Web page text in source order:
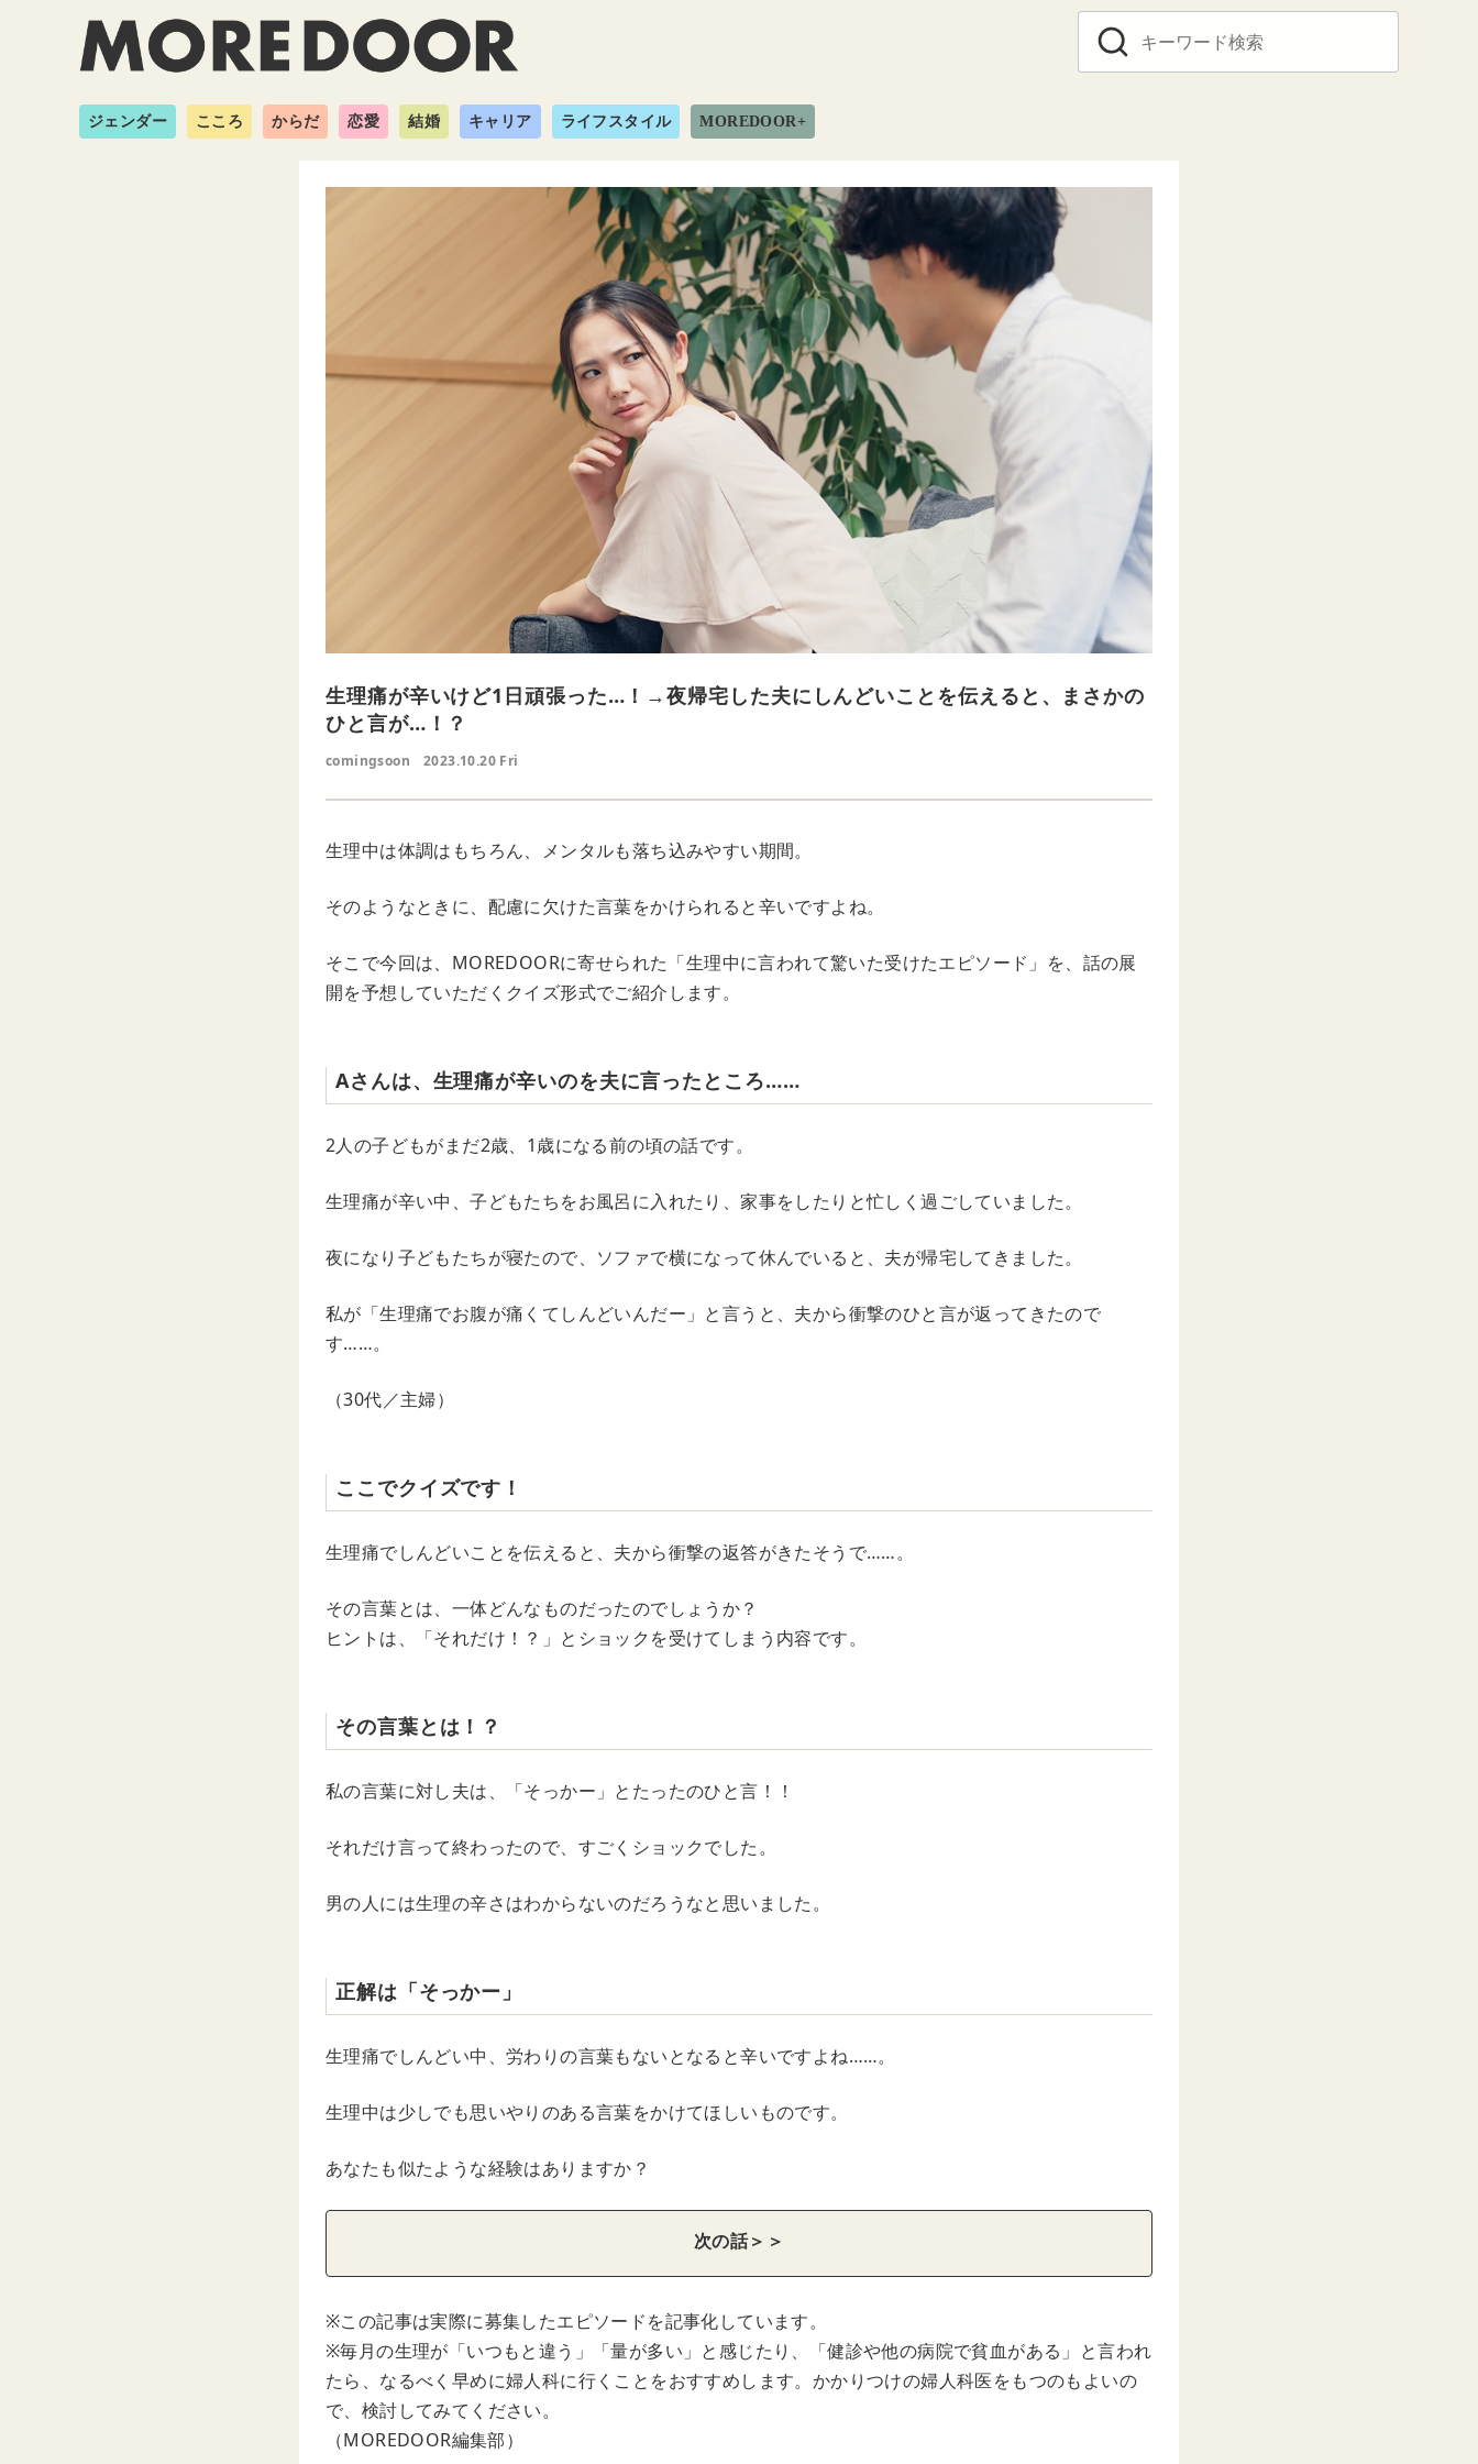
ジェンダー こころ からだ 恋愛 結婚 キャリア ライフスタイル MOREDOOR+
生理痛が辛いけど1日頑張った…！→夜帰宅した夫にしんどいことを伝えると、まさかの
ひと言が…！？
comingsoon 2023.10.20 Fri
生理中は体調はもちろん、メンタルも落ち込みやすい期間。
そのようなときに、配慮に欠けた言葉をかけられると辛いですよね。
そこで今回は、MOREDOORに寄せられた「生理中に言われて驚いた受けたエピソード」を、話の展
開を予想していただくクイズ形式でご紹介します。
Aさんは、生理痛が辛いのを夫に言ったところ……
2人の子どもがまだ2歳、1歳になる前の頃の話です。
生理痛が辛い中、子どもたちをお風呂に入れたり、家事をしたりと忙しく過ごしていました。
夜になり子どもたちが寝たので、ソファで横になって休んでいると、夫が帰宅してきました。
私が「生理痛でお腹が痛くてしんどいんだー」と言うと、夫から衝撃のひと言が返ってきたので
す……。
（30代／主婦）
ここでクイズです！
生理痛でしんどいことを伝えると、夫から衝撃の返答がきたそうで……。
その言葉とは、一体どんなものだったのでしょうか？
ヒントは、「それだけ！？」とショックを受けてしまう内容です。
その言葉とは！？
私の言葉に対し夫は、「そっかー」とたったのひと言！！
それだけ言って終わったので、すごくショックでした。
男の人には生理の辛さはわからないのだろうなと思いました。
正解は「そっかー」
生理痛でしんどい中、労わりの言葉もないとなると辛いですよね……。
生理中は少しでも思いやりのある言葉をかけてほしいものです。
あなたも似たような経験はありますか？
次の話＞＞
※この記事は実際に募集したエピソードを記事化しています。
※毎月の生理が「いつもと違う」「量が多い」と感じたり、「健診や他の病院で貧血がある」と言われ
たら、なるべく早めに婦人科に行くことをおすすめします。かかりつけの婦人科医をもつのもよいの
で、検討してみてください。
（MOREDOOR編集部）